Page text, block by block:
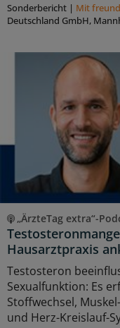
Sonderbericht | Mit
Deutschland GmbH,
„ÄrzteTag extra“-
Hausarztpraxis
Testosteron
Sexualfunktion: Es
Stoffwechsel,
und Herz-Kreislauf-